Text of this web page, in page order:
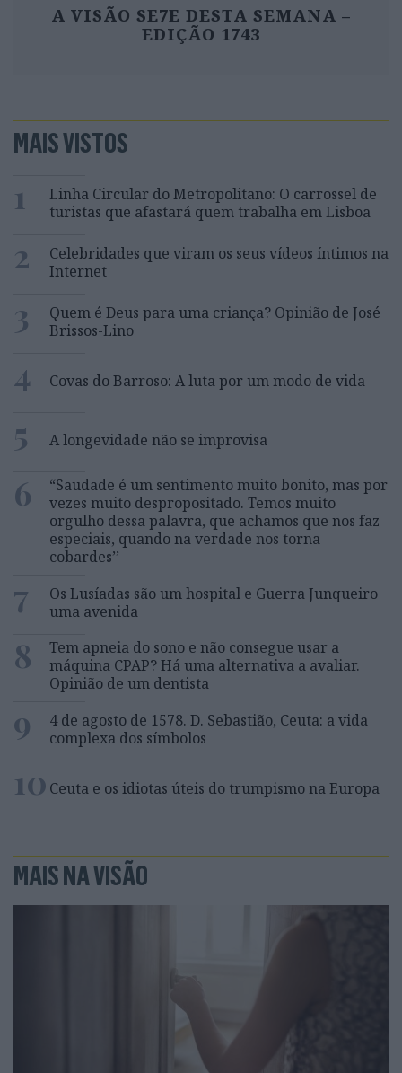
A VISÃO SE7E DESTA SEMANA –
EDIÇÃO 1743
MAIS VISTOS
1
Linha Circular do Metropolitano: O carrossel de
turistas que afastará quem trabalha em Lisboa
2
Celebridades que viram os seus vídeos íntimos na
Internet
3
Quem é Deus para uma criança? Opinião de José
Brissos-Lino
4 Covas do Barroso: A luta por um modo de vida
5 A longevidade não se improvisa
6
“Saudade é um sentimento muito bonito, mas por
vezes muito despropositado. Temos muito
orgulho dessa palavra, que achamos que nos faz
especiais, quando na verdade nos torna
cobardes’’
7
Os Lusíadas são um hospital e Guerra Junqueiro
uma avenida
8
Tem apneia do sono e não consegue usar a
máquina CPAP? Há uma alternativa a avaliar.
Opinião de um dentista
9
4 de agosto de 1578. D. Sebastião, Ceuta: a vida
complexa dos símbolos
10 Ceuta e os idiotas úteis do trumpismo na Europa
MAIS NA VISÃO